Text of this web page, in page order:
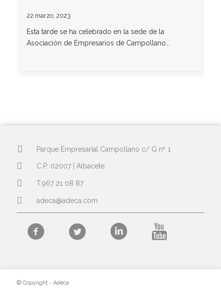
22 marzo, 2023
Esta tarde se ha celebrado en la sede de la
Asociación de Empresarios de Campollano…
Parque Empresarial Campollano c/ G nº 1
C.P: 02007 | Albacete
T.967 21 08 87
adeca@adeca.com
© Copyright - Adeca